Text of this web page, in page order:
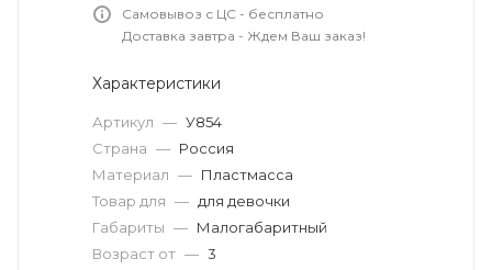
Самовывоз с ЦС - бесплатно
Доставка завтра - Ждем Ваш заказ!
Характеристики
Артикул — У854
Страна — Россия
Материал — Пластмасса
Товар для — для девочки
Габариты — Малогабаритный
Возраст от — 3